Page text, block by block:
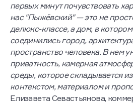
первых минут почувствовать
нас "Пыжёвский" — это не
делюкс-классе, а дом, в
соединились город,
пространство человека. В нем
приватность, камерная
среды, которое складывается
контекстом, материалом и
Елизавета Севастьянова,